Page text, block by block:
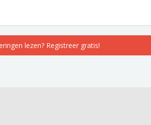
lezen? Registreer gratis!